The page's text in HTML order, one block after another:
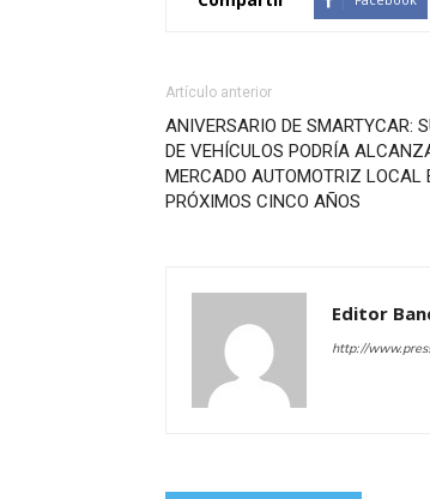
Artículo anterior
ANIVERSARIO DE SMARTYCAR:
DE VEHÍCULOS PODRÍA
MERCADO AUTOMOTRIZ LOCAL
PRÓXIMOS CINCO AÑOS
Editor
http://